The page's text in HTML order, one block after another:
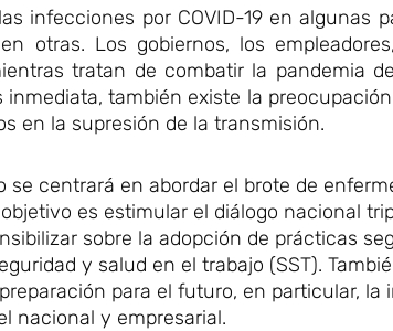
infecciones por COVID-19 en algunas
otras. Los gobiernos, los
tratan de combatir la pandemia
también existe la
en la supresión de la transmisión.
se centrará en abordar el brote de
es estimular el diálogo nacional
sobre la adopción de prácticas
y salud en el trabajo (SST).
para el futuro, en particular, la
nacional y empresarial.